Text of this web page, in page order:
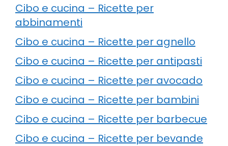
Cibo e cucina – Ricette per
abbinamenti
Cibo e cucina – Ricette per agnello
Cibo e cucina – Ricette per antipasti
Cibo e cucina – Ricette per avocado
Cibo e cucina – Ricette per bambini
Cibo e cucina – Ricette per barbecue
Cibo e cucina – Ricette per bevande